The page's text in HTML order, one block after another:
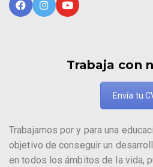
Trabaja con
Envía tu
Trabajamos por y para una
objetivo de conseguir un
en todos los ámbitos de la vida,